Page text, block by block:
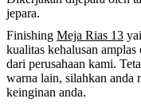
jepara.
Finishing Meja Rias 13
kualitas kehalusan
dari perusahaan kami.
warna lain, silahkan anda
keinginan anda.